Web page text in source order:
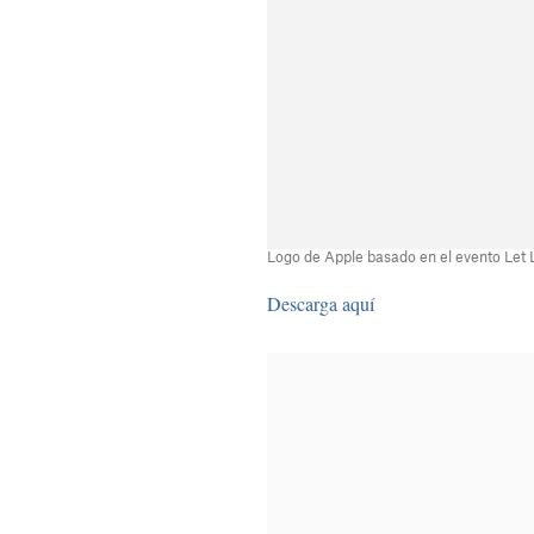
Logo de Apple basado en el evento Let
Descarga aquí